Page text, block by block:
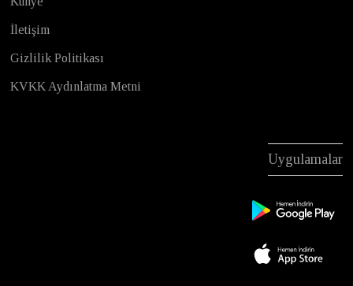
İletişim
Gizlilik Politikası
KVKK Aydınlatma Metni
Uygulamalar